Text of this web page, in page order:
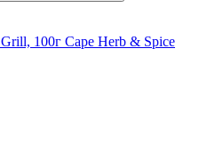
100г Cape Herb & Spice